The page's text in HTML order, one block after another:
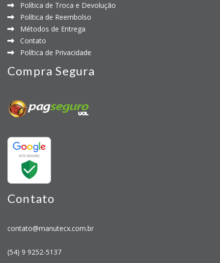
Política de Troca e Devolução
Política de Reembolso
Métodos de Entrega
Contato
Política de Privacidade
Compra Segura
Contato
contato@manutecx.com.br
(54) 9 9252-5137